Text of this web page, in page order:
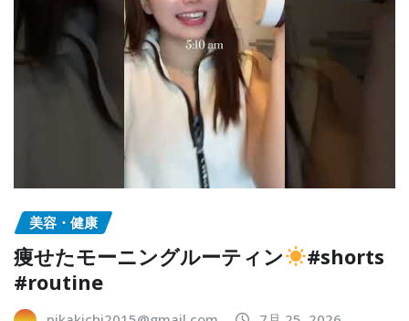
美容・健康
痩せたモーニングルーティン
#shorts
#routine